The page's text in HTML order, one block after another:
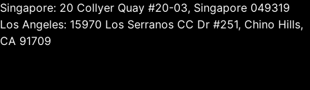
Singapore: 20 Collyer Quay #20-03, Singapore 049319
Los Angeles: 15970 Los Serranos CC Dr #251, Chino Hills,
CA 91709